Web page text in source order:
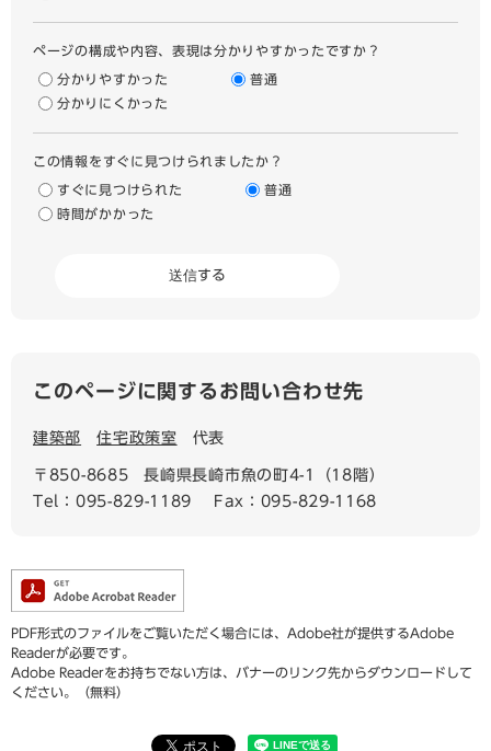
ページの構成や内容、表現は分かりやすかったですか？
分かりやすかった
普通
分かりにくかった
この情報をすぐに見つけられましたか？
すぐに見つけられた
普通
時間がかかった
このページに関するお問い合わせ先
建築部 住宅政策室 代表
〒850-8685
長崎県長崎市魚の町4-1（18階）
Tel：095-829-1189
Fax：095-829-1168
PDF形式のファイルをご覧いただく場合には、Adobe社が提供するAdobe
Readerが必要です。
Adobe Readerをお持ちでない方は、バナーのリンク先からダウンロードして
ください。（無料）